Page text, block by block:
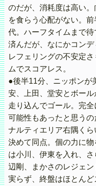
のだが、消耗度は高い
を食らう心配がない。
代。ハーフタイムまで
済んだが、なにかコンデ
レフェリングの不安定
ムでスコアレス。
●後半11分、ニッポンが
安、上田、堂安とボー
走り込んでゴール。完
可能性もあったと思う
ナルティエリア右隅く
決めて同点。個の力に
は小川、伊東を入れ、
辺剛、まかさのレジェ
実らず、終盤はほとん